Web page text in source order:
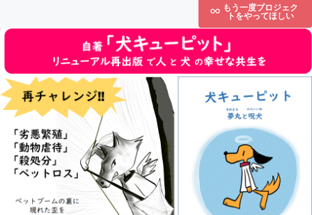
もう一度プロジェク
トをやってほしい